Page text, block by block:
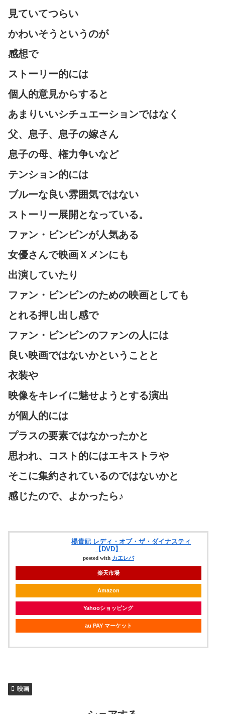
見ていてつらい
かわいそうというのが
感想で
ストーリー的には
個人的意見からすると
あまりいいシチュエーションではなく
父、息子、息子の嫁さん
息子の母、権力争いなど
テンション的には
ブルーな良い雰囲気ではない
ストーリー展開となっている。
ファン・ビンビンが人気ある
女優さんで映画Ｘメンにも
出演していたり
ファン・ビンビンのための映画としても
とれる押し出し感で
ファン・ビンビンのファンの人には
良い映画ではないかということと
衣装や
映像をキレイに魅せようとする演出
が個人的には
プラスの要素ではなかったかと
思われ、コスト的にはエキストラや
そこに集約されているのではないかと
感じたので、よかったら♪
楊貴妃 レディ・オブ・ザ・ダイナスティ
【DVD】
posted with カエレバ
楽天市場
Amazon
Yahooショッピング
au PAY マーケット
映画